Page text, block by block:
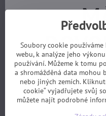
Soubory cookie
webu, k analýze jeho
používání. Můžeme k tomu
a shromážděná data mohou
nebo jiných zemích.
cookie“ vyjadřujete svůj
můžete najít podrobné
Objednávky